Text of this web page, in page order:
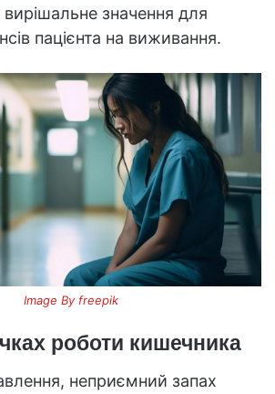
значення для
пацієнта на виживання.
Image By freepik
роботи кишечника
неприємний запах